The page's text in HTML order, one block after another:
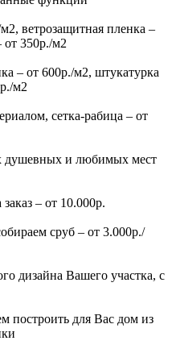
ветрозащитная пленка –
от 350р./м2
– от 600р./м2, штукатурка
м2
сетка-рабица – от
душевных и любимых мест
– от 10.000р.
сруб – от 3.000р./
дизайна Вашего участка, с
для Вас дом из